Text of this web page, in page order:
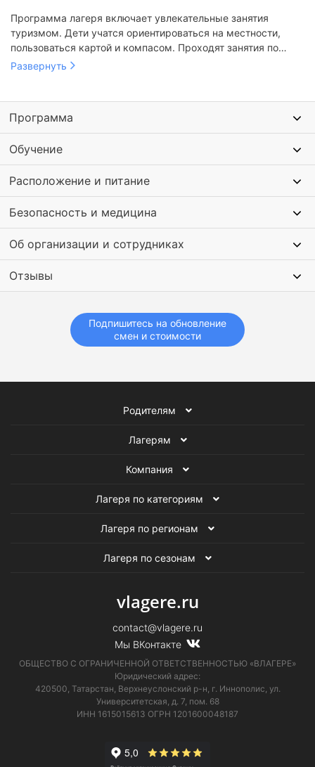
Программа лагеря включает увлекательные занятия
туризмом. Дети учатся ориентироваться на местности,
пользоваться картой и компасом. Проходят занятия по
организации привала, использованию походного
Еще организуются развивающие тренинги, мастер-классы
по искусству общения и работе в команде.
Развернуть
Программа
Обучение
Расположение и питание
Безопасность и медицина
Об организации и сотрудниках
Отзывы
Подпишитесь на обновление
смен и стоимости
Родителям
Лагерям
Компания
Лагеря по категориям
Лагеря по регионам
Лагеря по сезонам
vlagere.ru
contact@vlagere.ru
Мы ВКонтакте
ОБЩЕСТВО С ОГРАНИЧЕННОЙ ОТВЕТСТВЕННОСТЬЮ «ВЛАГЕРЕ»
Юридический адрес:
420500, Татарстан, Верхнеуслонский р-н, г. Иннополис, ул.
Университетская, д. 7, пом. 68
ИНН 1615015613 ОГРН 1201600048187